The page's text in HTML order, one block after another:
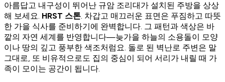
아름답고 내구성이 뛰어난 규암 조리대가 설치된 주방을 상상
해 보세요. HRST 스톤. 차갑고 매끄러운 표면은 푸짐하고 따뜻
한 가을 식사를 준비하기에 완벽합니다. 그 패턴과 색상은 바
깥의 자연 세계를 반영합니다—늦가을 하늘의 소용돌이 모양
이나 땅의 깊고 풍부한 색조처럼요. 돌로 된 벽난로 주변은 말
그대로, 또 비유적으로도 집의 중심이 되어 서리가 내릴 때 가
족이 모이는 공간이 됩니다.